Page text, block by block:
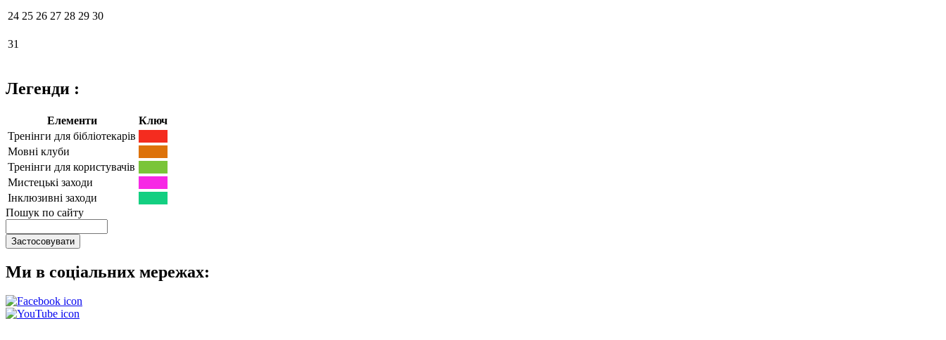
24 25 26 27 28 29 30
31
Легенди :
Елементи
Ключ
Тренінги для бібліотекарів
Мовні клуби
Тренінги для користувачів
Мистецькі заходи
Інклюзивні заходи
Пошук по сайту
Ми в соціальних мережах: